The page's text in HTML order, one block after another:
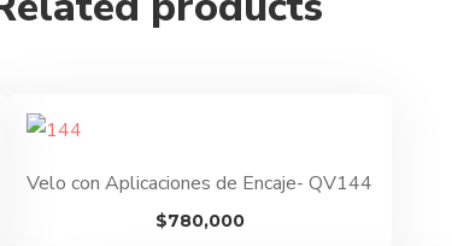
Velo con Aplicaciones de Encaje- QV144
$780,000